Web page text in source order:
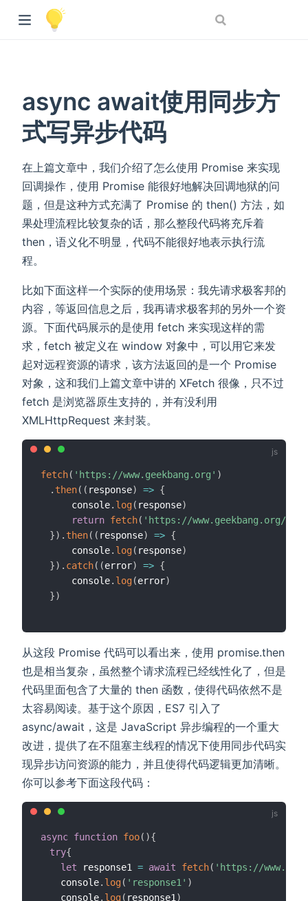
async await使用同步方
式写异步代码
在上篇文章中，我们介绍了怎么使用 Promise 来实现
回调操作，使用 Promise 能很好地解决回调地狱的问
题，但是这种方式充满了 Promise 的 then() 方法，如
果处理流程比较复杂的话，那么整段代码将充斥着
then，语义化不明显，代码不能很好地表示执行流
程。
比如下面这样一个实际的使用场景：我先请求极客邦的
内容，等返回信息之后，我再请求极客邦的另外一个资
源。下面代码展示的是使用 fetch 来实现这样的需
求，fetch 被定义在 window 对象中，可以用它来发
起对远程资源的请求，该方法返回的是一个 Promise
对象，这和我们上篇文章中讲的 XFetch 很像，只不过
fetch 是浏览器原生支持的，并有没利用
XMLHttpRequest 来封装。
fetch( 'https://www.geekbang.org' )
. then( ( response) => {
      console
. log( response)
return fetch( 'https://www.geekbang.org/
}) . then( ( response) => {
      console
. log( response)
}) . catch( (error) => {
      console
. log(error)
})
从这段 Promise 代码可以看出来，使用 promise.then
也是相当复杂，虽然整个请求流程已经线性化了，但是
代码里面包含了大量的 then 函数，使得代码依然不是
太容易阅读。基于这个原因，ES7 引入了
async/await，这是 JavaScript 异步编程的一个重大
改进，提供了在不阻塞主线程的情况下使用同步代码实
现异步访问资源的能力，并且使得代码逻辑更加清晰。
你可以参考下面这段代码：
async function foo( ){
try{
let response1 = await fetch( 'https://
    console
. log( 'response1' )
    console
. log( response1 )